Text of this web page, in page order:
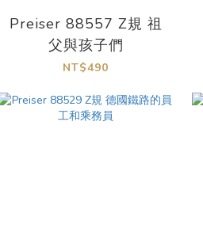
Preiser 88557 Z規 祖
父與孩子們
NT$490